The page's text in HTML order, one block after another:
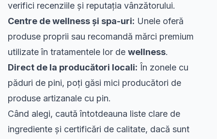
verifici recenziile și reputația vânzătorului.
Centre dewellness și spa-uri: Unele oferă
produse proprii sau recomandă mărci premium
utilizate în tratamentele lor de wellness.
Direct de la producători locali: În zonele cu
păduri de pini, poți găsi mici producători de
produse artizanale cu pin.
Când alegi, caută întotdeauna liste clare de
ingrediente și certificări de calitate, dacă sunt